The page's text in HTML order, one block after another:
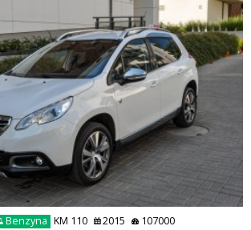
Benzyna KM 110 2015 107000